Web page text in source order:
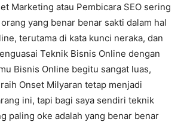
Marketing atau Pembicara SEO sering
yang benar benar sakti dalam hal
terutama di kata kunci neraka, dan
Teknik Bisnis Online dengan
Bisnis Online begitu sangat luas,
Onset Milyaran tetap menjadi
ini, tapi bagi saya sendiri teknik
paling oke adalah yang benar benar